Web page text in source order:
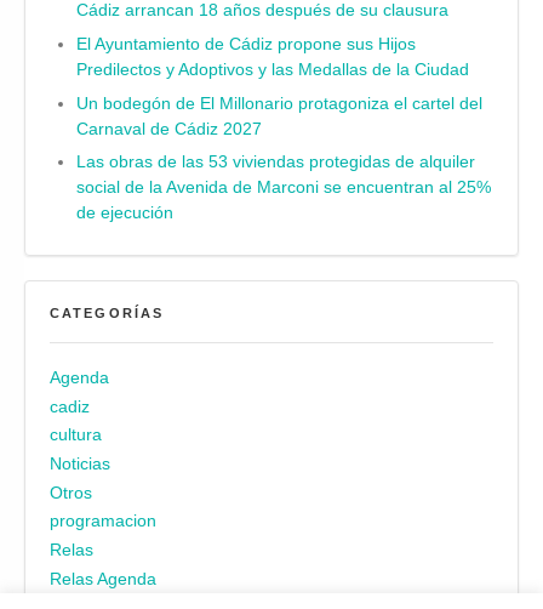
Cádiz arrancan 18 años después de su clausura
El Ayuntamiento de Cádiz propone sus Hijos
Predilectos y Adoptivos y las Medallas de la Ciudad
Un bodegón de El Millonario protagoniza el cartel del
Carnaval de Cádiz 2027
Las obras de las 53 viviendas protegidas de alquiler
social de la Avenida de Marconi se encuentran al 25%
de ejecución
CATEGORÍAS
Agenda
cadiz
cultura
Noticias
Otros
programacion
Relas
Relas Agenda